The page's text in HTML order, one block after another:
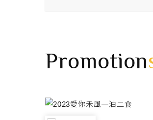
Promotion